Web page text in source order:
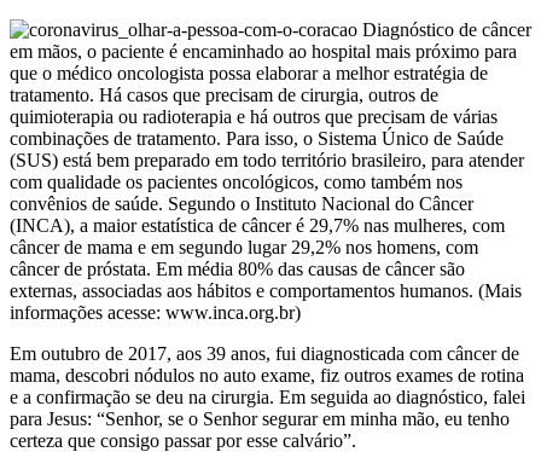
Diagnóstico de câncer
em mãos, o paciente é encaminhado ao hospital mais próximo para
que o médico oncologista possa elaborar a melhor estratégia de
tratamento. Há casos que precisam de cirurgia, outros de
quimioterapia ou radioterapia e há outros que precisam de várias
combinações de tratamento. Para isso, o Sistema Único de Saúde
(SUS) está bem preparado em todo território brasileiro, para atender
com qualidade os pacientes oncológicos, como também nos
convênios de saúde. Segundo o Instituto Nacional do Câncer
(INCA), a maior estatística de câncer é 29,7% nas mulheres, com
câncer de mama e em segundo lugar 29,2% nos homens, com
câncer de próstata. Em média 80% das causas de câncer são
externas, associadas aos hábitos e comportamentos humanos. (Mais
informações acesse: www.inca.org.br)
Em outubro de 2017, aos 39 anos, fui diagnosticada com câncer de
mama, descobri nódulos no auto exame, fiz outros exames de rotina
e a confirmação se deu na cirurgia. Em seguida ao diagnóstico, falei
para Jesus: “Senhor, se o Senhor segurar em minha mão, eu tenho
certeza que consigo passar por esse calvário”.